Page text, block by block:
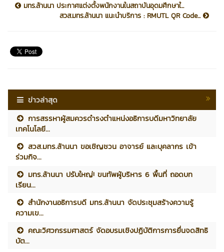
มทร.ล้านนา ประกาศแต่งตั้งพนักงานในสถาบันอุดมศึกษาใ...
สวส.มทร.ล้านนา แนะนำบริการ : RMUTL QR Code...
ข่าวล่าสุด
การสรรหาผู้สมควรดำรงตำแหน่งอธิการบดีมหาวิทยาลัย
เทคโนโลยี...
สวส.มทร.ล้านนา ขอเชิญชวน อาจารย์ และบุคลากร เข้า
ร่วมกิจ...
มทร.ล้านนา ปรับใหญ่! ขนทัพผู้บริหาร 6 พื้นที่ ถอดบท
เรียน...
สำนักงานอธิการบดี มทร.ล้านนา จัดประชุมสร้างความรู้
ความเข...
คณะวิศวกรรมศาสตร์ จัดอบรมเชิงปฏิบัติการการยื่นจดสิทธิ
บัต...